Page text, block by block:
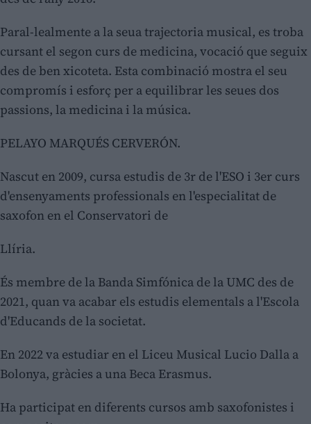
Paral-lealmente a la seua trajectoria musical, es troba
cursant el segon curs de medicina, vocació que seguix
des de ben xicoteta. Esta combinació mostra el seu
compromís i esforç per a equilibrar les seues dos
passions, la medicina i la música.
PELAYO MARQUÉS CERVERÓN.
Nascut en 2009, cursa estudis de 3r de l'ESO i 3er curs
d'ensenyaments professionals en l'especialitat de
saxofon en el Conservatori de
Llíria.
És membre de la Banda Simfónica de la UMC des de
2021, quan va acabar els estudis elementals a l'Escola
d'Educands de la societat.
En 2022 va estudiar en el Liceu Musical Lucio Dalla a
Bolonya, gràcies a una Beca Erasmus.
Ha participat en diferents cursos amb saxofonistes i